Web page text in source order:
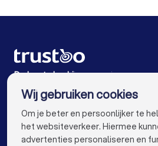
IJssel
Cv- en
Rotterdam
Cv- en
Cv- en
De beste bedrijven voor jou
Wij gebruiken cookies
Om je beter en persoonlijker te
het websiteverkeer. Hiermee
advertenties personaliseren en